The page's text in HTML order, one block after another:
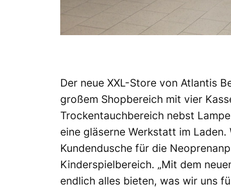
Der neue XXL-Store von Atlantis
großem Shopbereich mit vier
Trockentauchbereich nebst
eine gläserne Werkstatt im
Kundendusche für die
Kinderspielbereich. „Mit dem
endlich alles bieten, was wir uns